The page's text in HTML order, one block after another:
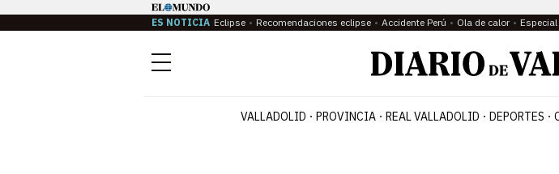
ES NOTICIA Eclipse Recomendaciones eclipse Accidente Perú Ola de calor
Menú
VALLADOLID PROVINCIA REAL VALLADOLID DEPORTES